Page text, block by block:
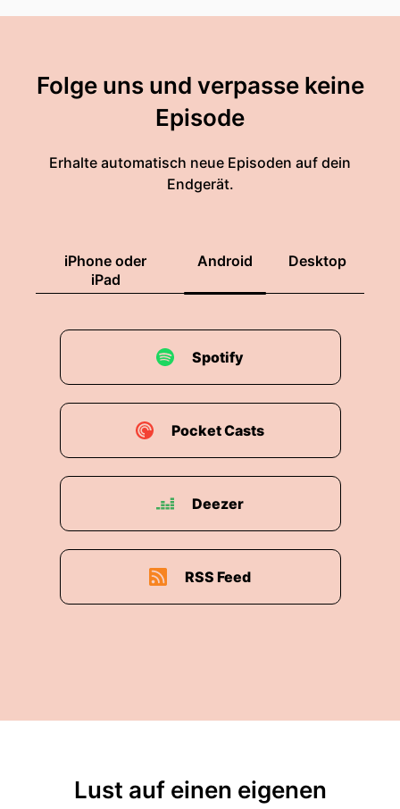
Folge uns und verpasse keine
Episode
Erhalte automatisch neue Episoden auf dein
Endgerät.
iPhone oder
iPad
Android Desktop
Spotify
Pocket Casts
Deezer
RSS Feed
Lust auf einen eigenen